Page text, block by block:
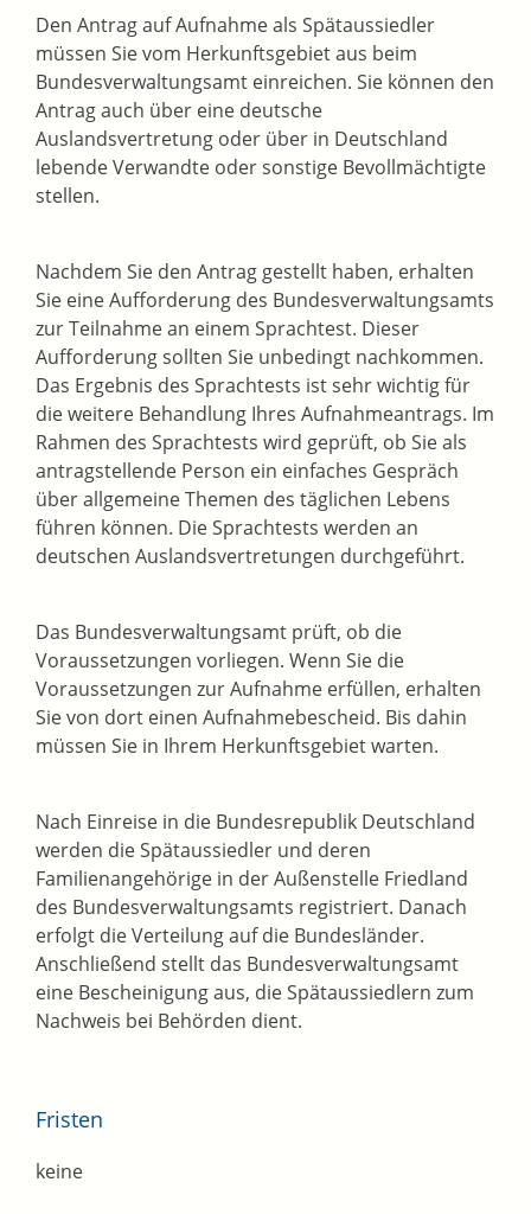
Den Antrag auf Aufnahme als Spätaussiedler
müssen Sie vom Herkunftsgebiet aus beim
Bundesverwaltungsamt einreichen. Sie können den
Antrag auch über eine deutsche
Auslandsvertretung oder über in Deutschland
lebende Verwandte oder sonstige Bevollmächtigte
stellen.
Nachdem Sie den Antrag gestellt haben, erhalten
Sie eine Aufforderung des Bundesverwaltungsamts
zur Teilnahme an einem Sprachtest. Dieser
Aufforderung sollten Sie unbedingt nachkommen.
Das Ergebnis des Sprachtests ist sehr wichtig für
die weitere Behandlung Ihres Aufnahmeantrags. Im
Rahmen des Sprachtests wird geprüft, ob Sie als
antragstellende Person ein einfaches Gespräch
über allgemeine Themen des täglichen Lebens
führen können. Die Sprachtests werden an
deutschen Auslandsvertretungen durchgeführt.
Das Bundesverwaltungsamt prüft, ob die
Voraussetzungen vorliegen. Wenn Sie die
Voraussetzungen zur Aufnahme erfüllen, erhalten
Sie von dort einen Aufnahmebescheid. Bis dahin
müssen Sie in Ihrem Herkunftsgebiet warten.
Nach Einreise in die Bundesrepublik Deutschland
werden die Spätaussiedler und deren
Familienangehörige in der Außenstelle Friedland
des Bundesverwaltungsamts registriert. Danach
erfolgt die Verteilung auf die Bundesländer.
Anschließend stellt das Bundesverwaltungsamt
eine Bescheinigung aus, die Spätaussiedlern zum
Nachweis bei Behörden dient.
Fristen
keine